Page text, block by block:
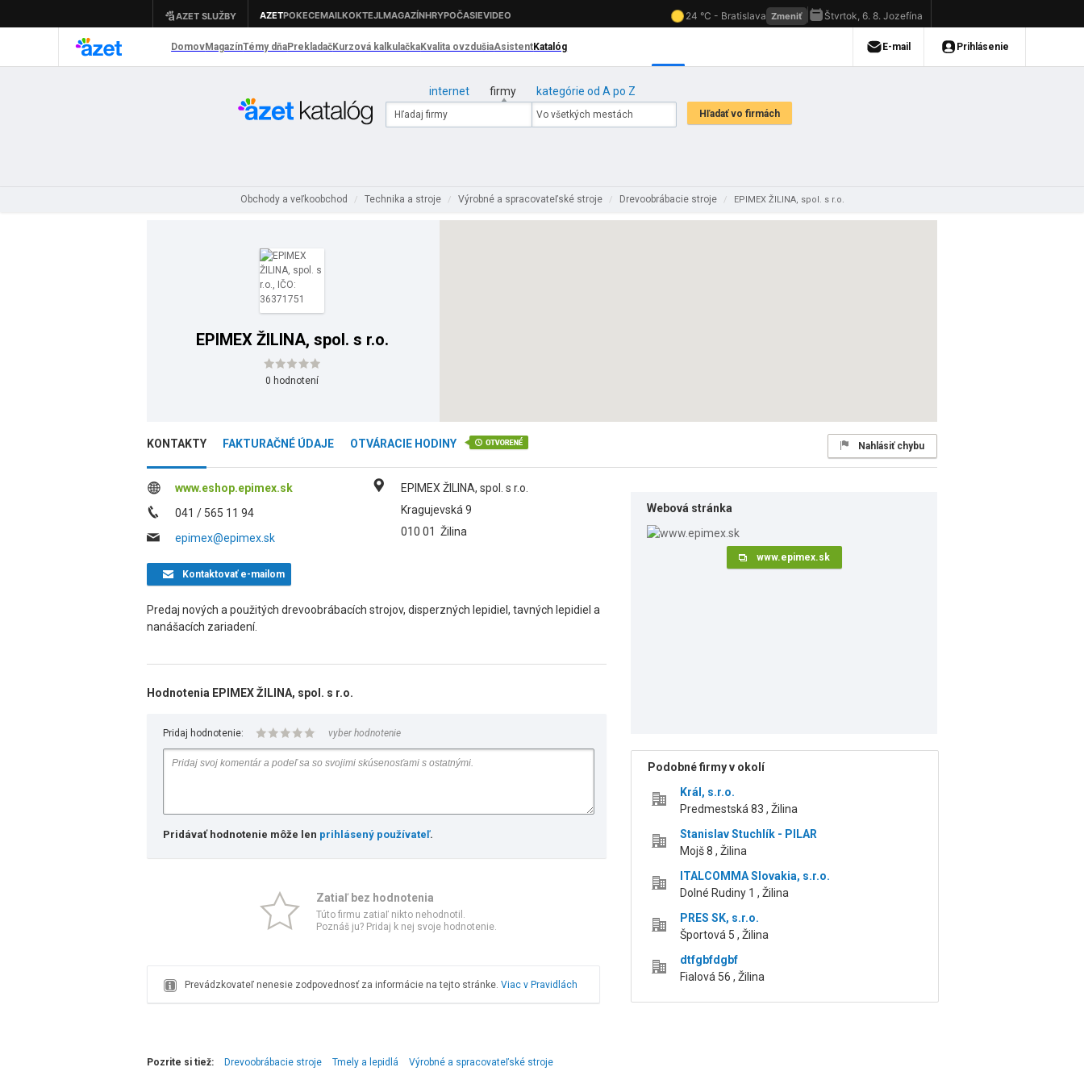
internet firmy kategórie od A po Z
Obchody a veľkoobchod / Technika a stroje / Výrobné a spracovateľské stroje / Drevoobrábacie stroje / EPIMEX ŽILINA, spol. s r.o.
EPIMEX ŽILINA, spol. s r.o.
0 hodnotení
KONTAKTY FAKTURAČNÉ ÚDAJE OTVÁRACIE HODINY Nahlásiť chybu
www.eshop.epimex.sk
041 / 565 11 94
epimex@epimex.sk
EPIMEX ŽILINA, spol. s r.o.
Kragujevská 9
010 01 Žilina
Kontaktovaťe-mailom
Predaj nových a použitých drevoobrábacích strojov, disperzných lepidiel, tavných lepidiel a
nanášacích zariadení.
Hodnotenia EPIMEX ŽILINA, spol. s r.o.
Pridaj hodnotenie: vyber hodnotenie
Pridávať hodnotenie môže len prihlásený používateľ.
Zatiaľ bez hodnotenia
Túto firmu zatiaľ nikto nehodnotil.
Poznáš ju? Pridaj k nej svoje hodnotenie.
Prevádzkovateľ nenesie zodpovednosť za informácie na tejto stránke. Viac v Pravidlách
Webová stránka
www.epimex.sk
Podobné firmy v okolí
Král, s.r.o.
Predmestská 83 , Žilina
Stanislav Stuchlík - PILAR
Mojš 8 , Žilina
ITALCOMMA Slovakia, s.r.o.
Dolné Rudiny 1 , Žilina
PRES SK, s.r.o.
Športová 5 , Žilina
dtfgbfdgbf
Fialová 56 , Žilina
Pozrite si tiež: Drevoobrábacie stroje Tmely a lepidlá Výrobné a spracovateľské stroje